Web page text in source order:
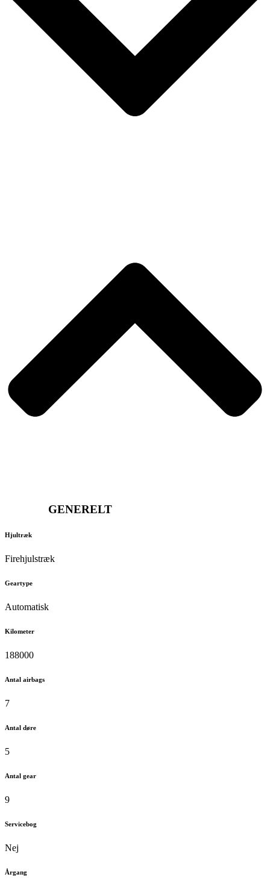
GENERELT
Hjultræk
Firehjulstræk
Geartype
Automatisk
Kilometer
188000
Antal airbags
7
Antal døre
5
Antal gear
9
Servicebog
Nej
Årgang